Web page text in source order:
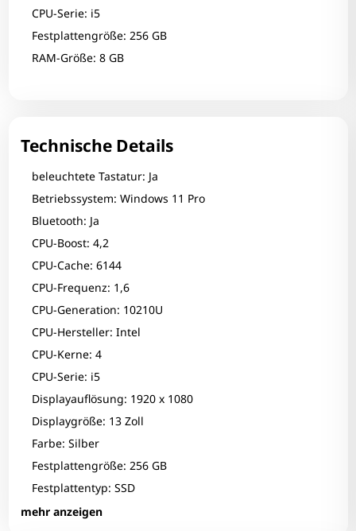
CPU-Serie: i5
Festplattengröße: 256 GB
RAM-Größe: 8 GB
Technische Details
beleuchtete Tastatur: Ja
Betriebssystem: Windows 11 Pro
Bluetooth: Ja
CPU-Boost: 4,2
CPU-Cache: 6144
CPU-Frequenz: 1,6
CPU-Generation: 10210U
CPU-Hersteller: Intel
CPU-Kerne: 4
CPU-Serie: i5
Displayauflösung: 1920 x 1080
Displaygröße: 13 Zoll
Farbe: Silber
Festplattengröße: 256 GB
Festplattentyp: SSD
mehr anzeigen
Fingerprint-Reader: Nein
Zum Zoomen tippen